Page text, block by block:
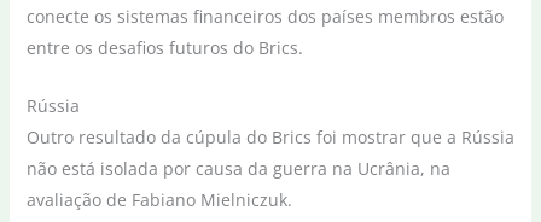
conecte os sistemas financeiros dos países membros estão
entre os desafios futuros do Brics.
Rússia
Outro resultado da cúpula do Brics foi mostrar que a Rússia
não está isolada por causa da guerra na Ucrânia, na
avaliação de Fabiano Mielniczuk.